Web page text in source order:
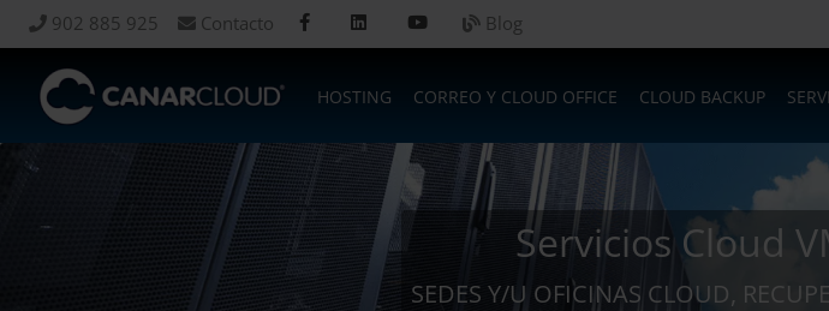
902 885 925 Contacto Blog
HOSTING CORREO Y CLOUD OFFICE CLOUD BACKUP
Servicios Cloud
SEDES Y/U OFICINAS CLOUD,